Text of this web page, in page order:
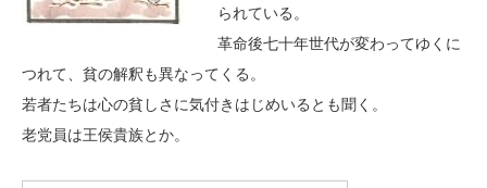
られている。
革命後七十年世代が変わってゆくに
つれて、貧の解釈も異なってくる。
若者たちは心の貧しさに気付きはじめいるとも聞く。
老党員は王侯貴族とか。